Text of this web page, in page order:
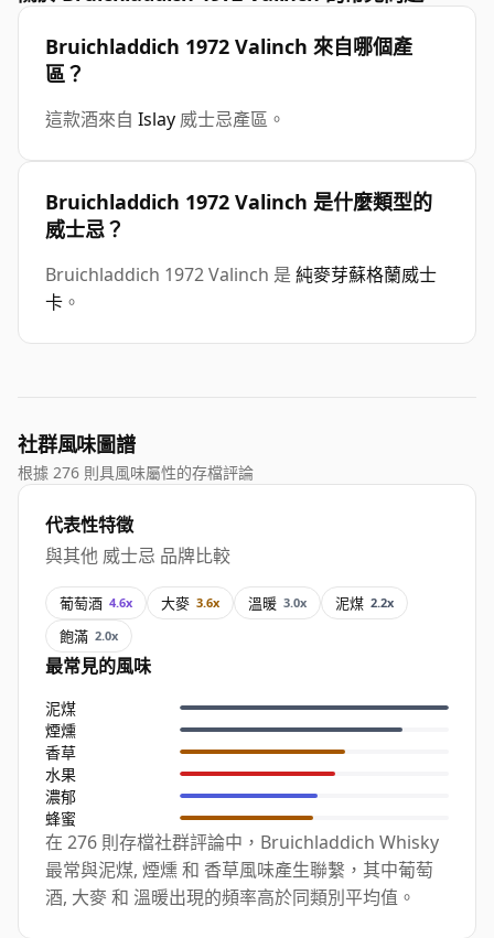
Bruichladdich 1972 Valinch 來自哪個產
區？
這款酒來自 Islay 威士忌產區。
Bruichladdich 1972 Valinch 是什麼類型的
威士忌？
Bruichladdich 1972 Valinch 是 純麥芽蘇格蘭威士
卡 。
社群風味圖譜
根據 276 則具風味屬性的存檔評論
代表性特徵
與其他 威士忌 品牌比較
葡萄酒 4.6x 大麥 3.6x 溫暖 3.0x 泥煤 2.2x
飽滿 2.0x
最常見的風味
泥煤
煙燻
香草
水果
濃郁
蜂蜜
在 276 則存檔社群評論中，Bruichladdich Whisky
最常與泥煤, 煙燻 和 香草風味產生聯繫，其中葡萄
酒, 大麥 和 溫暖出現的頻率高於同類別平均值。